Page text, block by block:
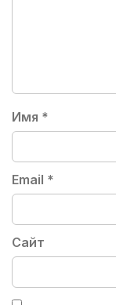
Имя *
Email *
Сайт